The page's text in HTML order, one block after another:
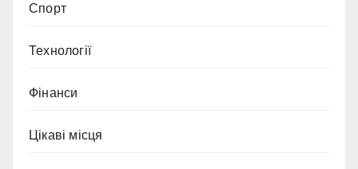
Спорт
Технології
Фінанси
Цікаві місця